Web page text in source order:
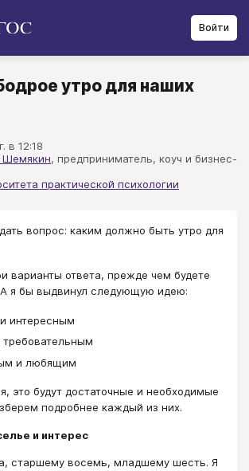
Войти
утро для наших
в 12:18
Шемякин​, предприниматель, коуч и бизнес-
практической психологии
вопрос: каким должно быть утро для
варианты ответа, прежде чем будете
А я бы выдвинул следующую идею:
интересным
и любящим
это будут достаточные и необходимые
подробнее каждый из них.
и интерес
старшему восемь, младшему шесть. Я